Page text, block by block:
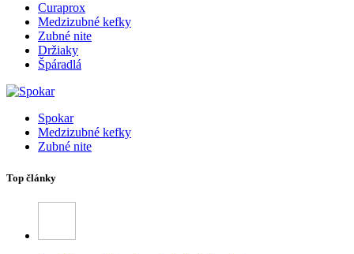
Curaprox
Medzizubné kefky
Zubné nite
Držiaky
Špáradlá
Spokar
Medzizubné kefky
Zubné nite
Top články